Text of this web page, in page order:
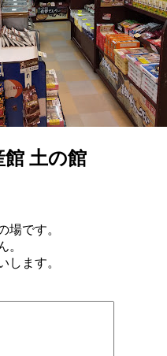
土の館
場です。
。
します。